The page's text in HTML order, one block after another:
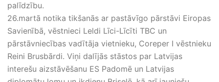
palīdzību.
26.martā notika tikšanās ar pastāvīgo pārstāvi Eiropas
Savienībā, vēstnieci Leldi Līci-Līcīti TBC un
pārstāvniecības vadītāja vietnieku, Coreper I vēstnieku
Reini Brusbārdi. Viņi dalījās stāstos par Latvijas
interešu aizstāvēšanu ES Padomē un Latvijas